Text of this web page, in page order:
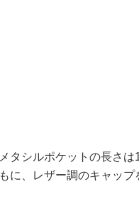
メタシルポケットの長さ
もに、レザー調のキャップ